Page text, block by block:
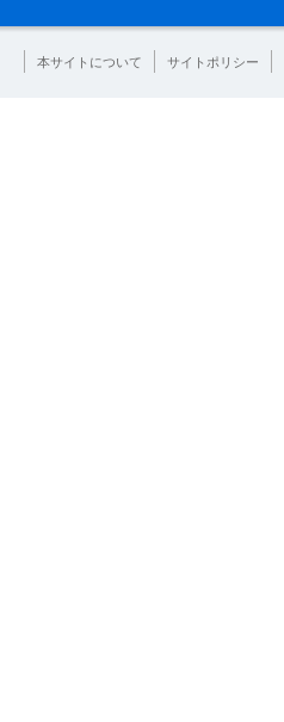
本サイトについて サイトポリシー